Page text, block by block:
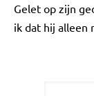
Gelet op zijn
ik dat hij alleen